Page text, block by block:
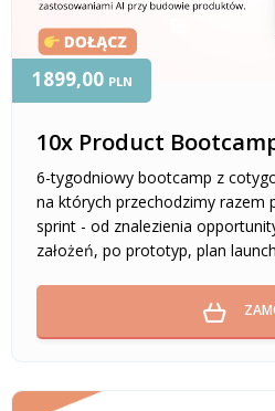
10x Product
6-tygodniowy bootcamp z
na których przechodzimy razem
sprint - od znalezienia
założeń, po prototyp, plan
1899,00 PLN